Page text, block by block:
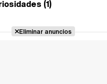
(1)
Eliminar anuncios